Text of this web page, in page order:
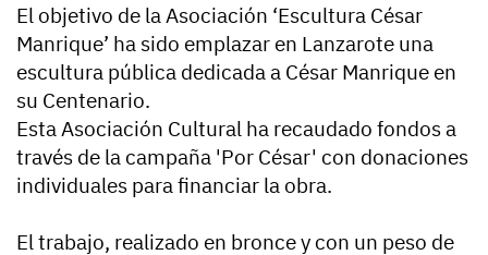
El objetivo de la Asociación ‘Escultura César
Manrique’ ha sido emplazar en Lanzarote una
escultura pública dedicada a César Manrique en
su Centenario.
Esta Asociación Cultural ha recaudado fondos a
través de la campaña 'Por César' con donaciones
individuales para financiar la obra.
El trabajo, realizado en bronce y con un peso de